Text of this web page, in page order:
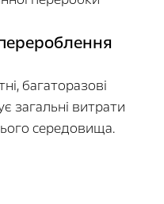
багаторазові
загальні витрати
середовища.